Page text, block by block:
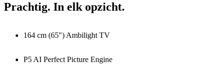
Prachtig. In elk opzicht.
164 cm (65") Ambilight TV
P5 AI Perfect Picture Engine